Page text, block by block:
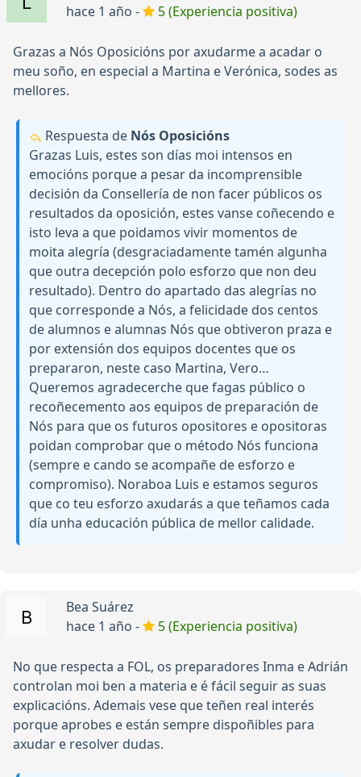
hace 1 año -
5 (Experiencia positiva)
Grazas a Nós Oposicións por axudarme a acadar o
meu soño, en especial a Martina e Verónica, sodes as
mellores.
Respuesta de Nós Oposicións
Grazas Luis, estes son días moi intensos en
emocións porque a pesar da incomprensible
decisión da Consellería de non facer públicos os
resultados da oposición, estes vanse coñecendo e
isto leva a que poidamos vivir momentos de
moita alegría (desgraciadamente tamén algunha
que outra decepción polo esforzo que non deu
resultado). Dentro do apartado das alegrías no
que corresponde a Nós, a felicidade dos centos
de alumnos e alumnas Nós que obtiveron praza e
por extensión dos equipos docentes que os
prepararon, neste caso Martina, Vero…
Queremos agradecerche que fagas público o
recoñecemento aos equipos de preparación de
Nós para que os futuros opositores e opositoras
poidan comprobar que o método Nós funciona
(sempre e cando se acompañe de esforzo e
compromiso). Noraboa Luis e estamos seguros
que co teu esforzo axudarás a que teñamos cada
día unha educación pública de mellor calidade.
Bea Suárez
hace 1 año -
5 (Experiencia positiva)
No que respecta a FOL, os preparadores Inma e Adrián
controlan moi ben a materia e é fácil seguir as suas
explicacións. Ademais vese que teñen real interés
porque aprobes e están sempre dispoñibles para
axudar e resolver dudas.